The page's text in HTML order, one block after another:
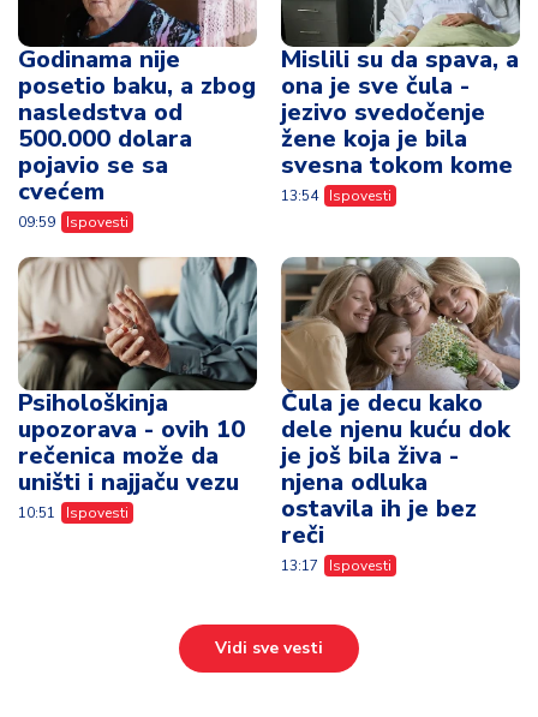
Godinama nije
posetio baku, a zbog
nasledstva od
500.000 dolara
pojavio se sa
cvećem
09:59 Ispovesti
Mislili su da spava, a
ona je sve čula -
jezivo svedočenje
žene koja je bila
svesna tokom kome
13:54 Ispovesti
Psihološkinja
upozorava - ovih 10
rečenica može da
uništi i najjaču vezu
10:51 Ispovesti
Čula je decu kako
dele njenu kuću dok
je još bila živa -
njena odluka
ostavila ih je bez
reči
13:17 Ispovesti
Vidi sve vesti